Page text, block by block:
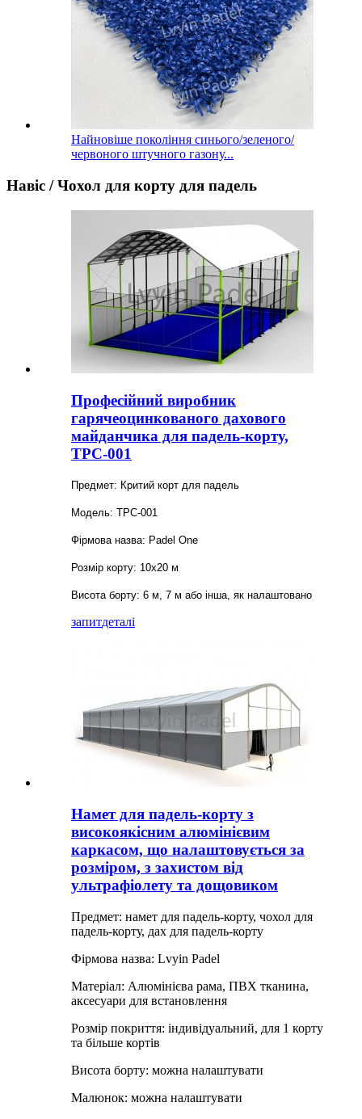
Найновіше покоління синього/зеленого/
червоного штучного газону...
Навіс / Чохол для корту для падель
Професійний виробник
гарячеоцинкованого дахового
майданчика для падель-корту,
TPC-001
Предмет: Критий корт для падель
Модель: TPC-001
Фірмова назва: Padel One
Розмір корту: 10x20 м
Висота борту: 6 м, 7 м або інша, як налаштовано
запитдеталі
Намет для падель-корту з
високоякісним алюмінієвим
каркасом, що налаштовується за
розміром, з захистом від
ультрафіолету та дощовиком
Предмет: намет для падель-корту, чохол для
падель-корту, дах для падель-корту
Фірмова назва: Lvyin Padel
Матеріал: Алюмінієва рама, ПВХ тканина,
аксесуари для встановлення
Розмір покриття: індивідуальний, для 1 корту
та більше кортів
Висота борту: можна налаштувати
Малюнок: можна налаштувати